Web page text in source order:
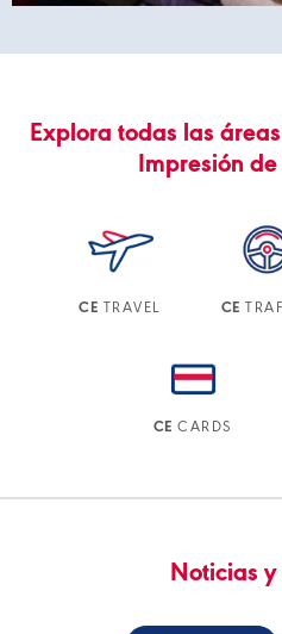
Explora todas las
Impresión
CE TRAVEL CE
CE CARDS
Noticias y